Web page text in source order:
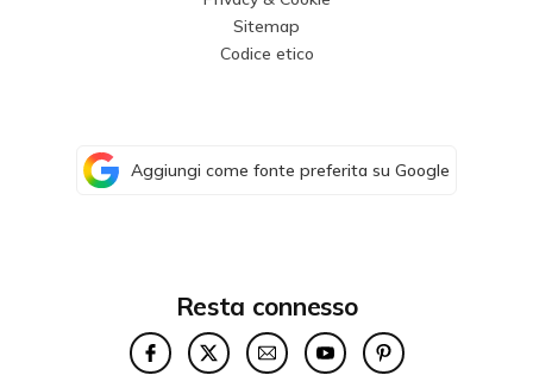
Sitemap
Codice etico
Aggiungi come fonte preferita su Google
Resta connesso